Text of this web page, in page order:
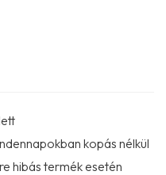
kopás nélkül
hibás termék esetén